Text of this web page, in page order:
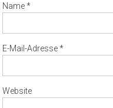
Name*
E-Mail-Adresse*
Website